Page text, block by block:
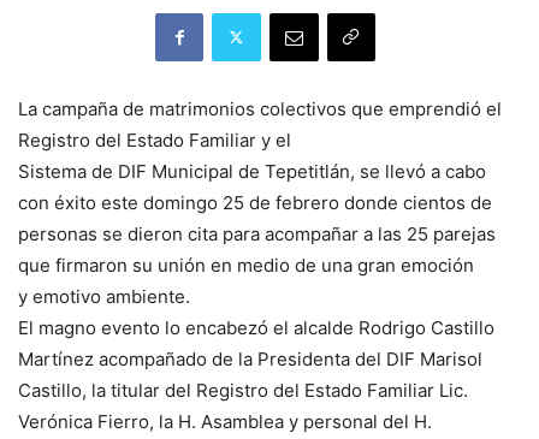
La campaña de matrimonios colectivos que emprendió el
Registro del Estado Familiar y el
Sistema de DIF Municipal de Tepetitlán, se llevó a cabo
con éxito este domingo 25 de febrero donde cientos de
personas se dieron cita para acompañar a las 25 parejas
que firmaron su unión en medio de una gran emoción
y emotivo ambiente.
El magno evento lo encabezó el alcalde Rodrigo Castillo
Martínez acompañado de la Presidenta del DIF Marisol
Castillo, la titular del Registro del Estado Familiar Lic.
Verónica Fierro, la H. Asamblea y personal del H.